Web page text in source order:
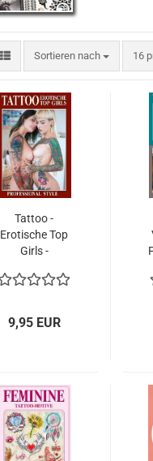
Sortieren nach
Sortieren nach 16
pro
Tattoo -
Erotische Top
Girls -
Style
9,95 EUR